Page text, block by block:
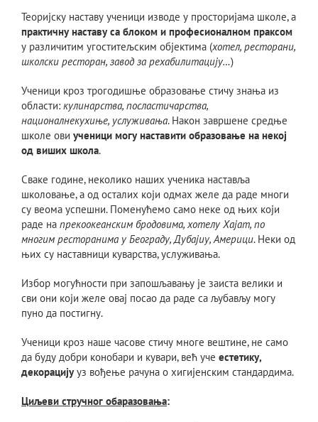
Теоријску наставу ученици изводе у просторијама школе, а
практичну наставу са блоком и професионалном праксом
у различитим угоститељским објектима (хотел, ресторани,
школски ресторан, завод за рехабилитацију…)
Ученици кроз трогодишње образовање стичу знања из
области: кулинарства, посластичарства,
националнекухиње, услуживања. Након завршене средње
школе ови ученици могу наставити образовање на некој
од виших школа.
Сваке године, неколико наших ученика наставља
школовање, а од осталих који одмах желе да раде многи
су веома успешни. Поменућемо само неке од њих који
раде на прекоокеанским бродовима, хотелу Хајат, по
многим ресторанима у Београду, Дубајиу, Америци. Неки од
њих су наставници куварства, услуживања.
Избор могућности при запошљавању је заиста велики и
сви они који желе овај посао да раде са љубављу могу
пуно да постигну.
Ученици кроз наше часове стичу многе вештине, не само
да буду добри конобари и кувари, већ уче естетику,
декорацијууз вођење рачуна о хигијенским стандардима.
Циљеви стручног обаразовања: